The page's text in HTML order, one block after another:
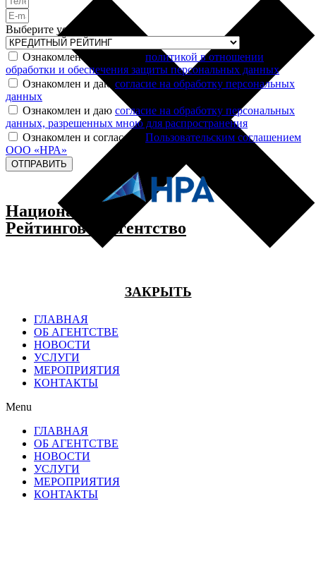
Выберите услугу
Ознакомлен и согласен с политикой в отношении
обработки и обеспечения защиты персональных данных
Ознакомлен и даю согласие на обработку персональных
данных
Ознакомлен и даю согласие на обработку персональных
данных, разрешенных мною для распространения
Ознакомлен и согласен с Пользовательским соглашением
ООО «НРА»
ОТПРАВИТЬ
Национальное
Рейтинговое Агентство
ЗАКРЫТЬ
ГЛАВНАЯ
ОБ АГЕНТСТВЕ
НОВОСТИ
УСЛУГИ
МЕРОПРИЯТИЯ
КОНТАКТЫ
Menu
ГЛАВНАЯ
ОБ АГЕНТСТВЕ
НОВОСТИ
УСЛУГИ
МЕРОПРИЯТИЯ
КОНТАКТЫ